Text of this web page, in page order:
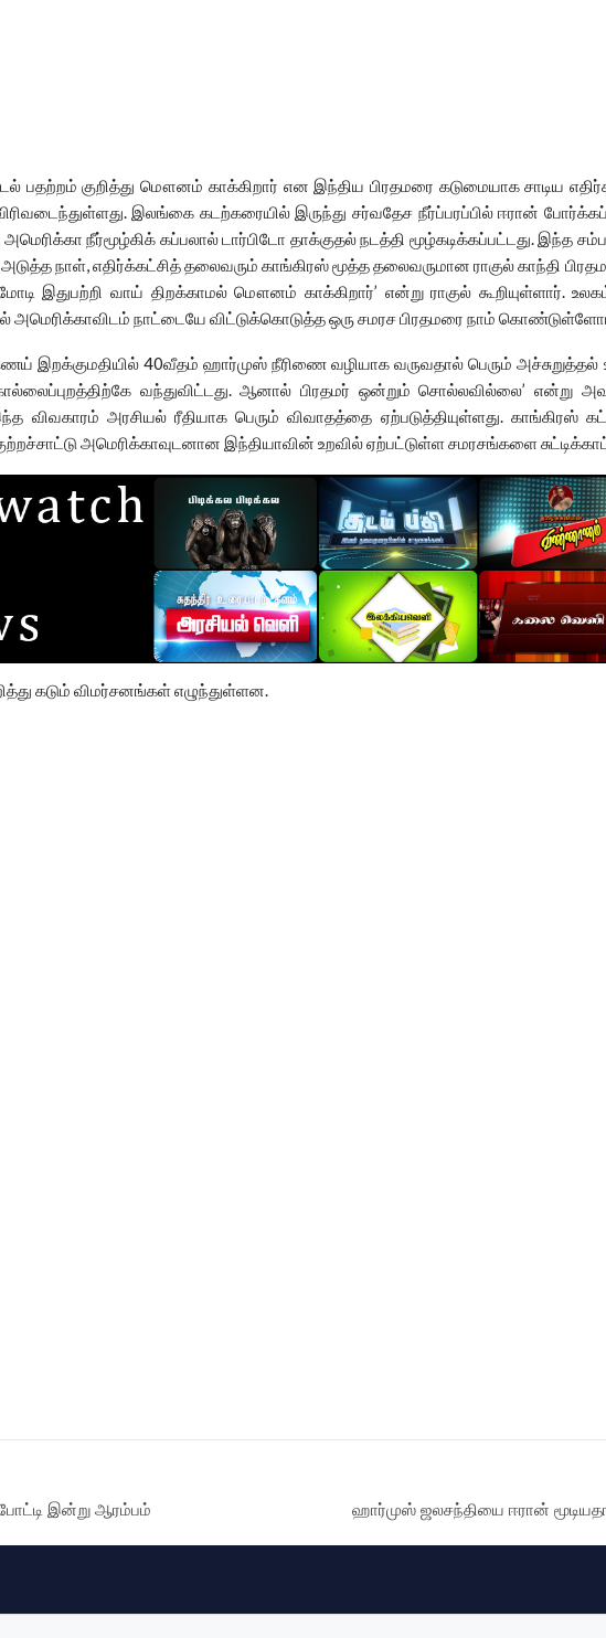
பதற்றம் குறித்து மௌனம் காக்கிறார் என இந்திய பிரதமரை கடுமையாக சாடிய
இலங்கை கடற்கரையில் இருந்து சர்வதேச நீர்ப்பரப்பில் ஈரான்
அமெரிக்கா நீர்மூழ்கிக் கப்பலால் டார்பிடோ தாக்குதல் நடத்தி மூழ்கடிக்கப்பட்டது.
நாள், எதிர்க்கட்சித் தலைவரும் காங்கிரஸ் மூத்த தலைவருமான ராகுல் காந்தி
இதுபற்றி வாய் திறக்காமல் மௌனம் காக்கிறார்’ என்று ராகுல் கூறியுள்ளார்.
நாட்டையே விட்டுக்கொடுத்த ஒரு சமரச பிரதமரை நாம்
இறக்குமதியில் 40வீதம் ஹார்முஸ் நீரிணை வழியாக வருவதால் பெரும் அச்சுறுத்தல்
வந்துவிட்டது. ஆனால் பிரதமர் ஒன்றும் சொல்லவில்லை’ என்று
விவகாரம் அரசியல் ரீதியாக பெரும் விவாதத்தை ஏற்படுத்தியுள்ளது.
அமெரிக்காவுடனான இந்தியாவின் உறவில் ஏற்பட்டுள்ள சமரசங்களை
கடும் விமர்சனங்கள் எழுந்துள்ளன.
இன்று ஆரம்பம்
ஹார்முஸ் ஜலசந்தியை ஈரான்